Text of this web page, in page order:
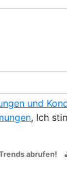
und
, Ich
abrufen!